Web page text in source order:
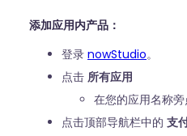
添加应用内产品：
登录 nowStudio。
点击 所有应用
在您的应用名称
点击顶部导航栏中的 支